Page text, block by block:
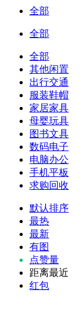
全部
全部
全部
其他闲置
出行交通
服装鞋帽
家居家具
母婴玩具
图书文具
数码电子
电脑办公
手机平板
求购回收
默认排序
最热
最新
有图
点赞量
距离最近
红包